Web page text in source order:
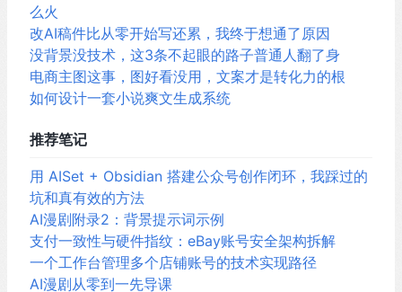
么火
改AI稿件比从零开始写还累，我终于想通了原因
没背景没技术，这3条不起眼的路子普通人翻了身
电商主图这事，图好看没用，文案才是转化力的根
如何设计一套小说爽文生成系统
推荐笔记
用 AISet + Obsidian 搭建公众号创作闭环，我踩过的
坑和真有效的方法
AI漫剧附录2：背景提示词示例
支付一致性与硬件指纹：eBay账号安全架构拆解
一个工作台管理多个店铺账号的技术实现路径
AI漫剧从零到一先导课